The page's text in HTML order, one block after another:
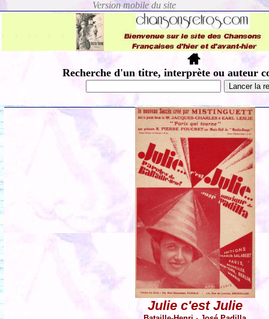
Recherche d'un titre, interprète ou auteur
Julie c'est Julie